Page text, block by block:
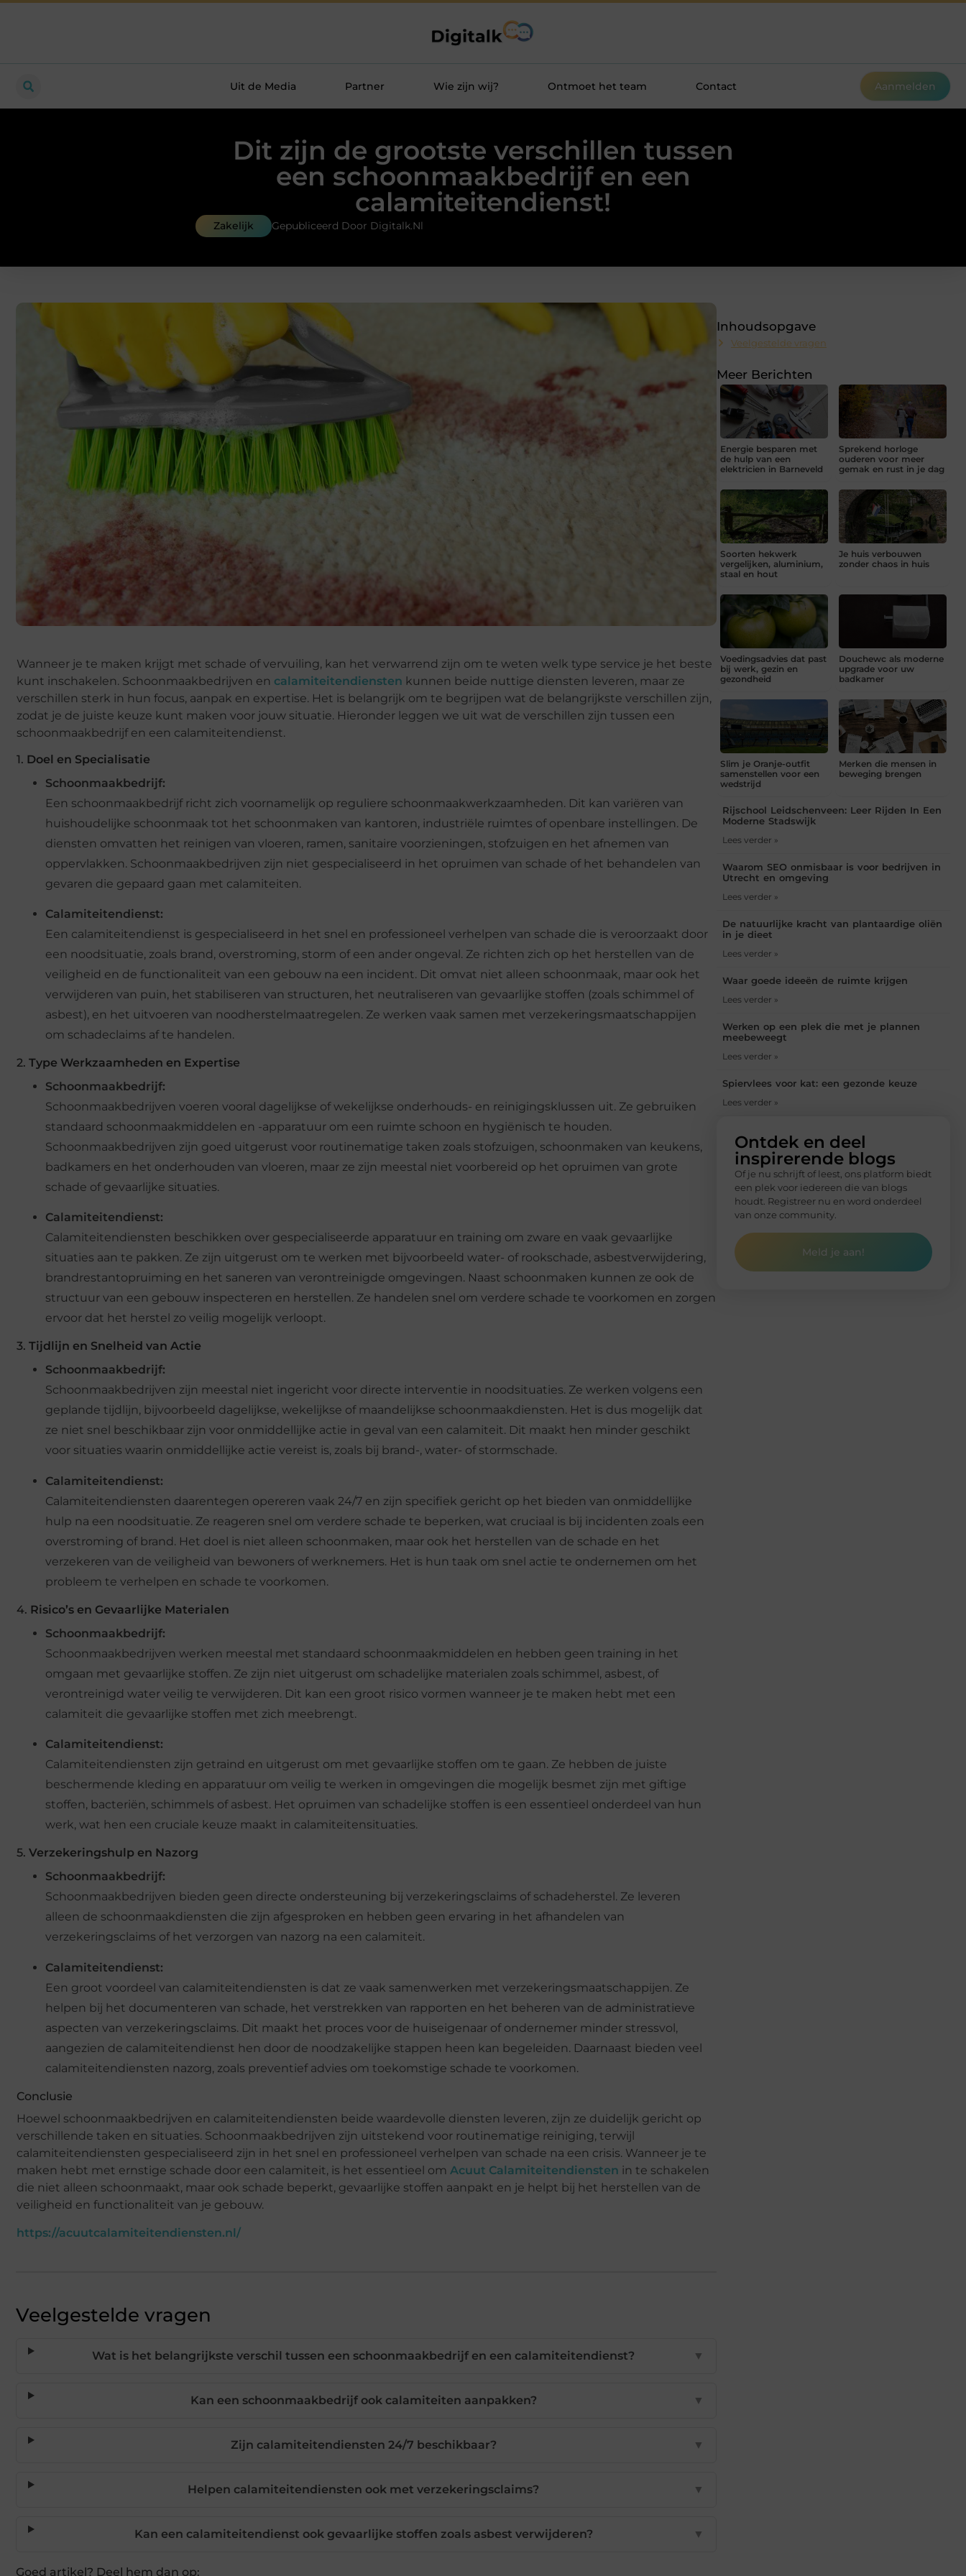
Uit de Media Partner Wie zijn wij? Ontmoet het team Contact Aanmelden
Dit zijn de grootste verschillen tussen
een schoonmaakbedrijf en een
calamiteitendienst!
Zakelijk Gepubliceerd Door Digitalk.nl
Wanneer je te maken krijgt met schade of vervuiling, kan het verwarrend zijn om te weten welk type service je het beste
kunt inschakelen. Schoonmaakbedrijven en calamiteitendiensten kunnen beide nuttige diensten leveren, maar ze
verschillen sterk in hun focus, aanpak en expertise. Het is belangrijk om te begrijpen wat de belangrijkste verschillen zijn,
zodat je de juiste keuze kunt maken voor jouw situatie. Hieronder leggen we uit wat de verschillen zijn tussen een
schoonmaakbedrijf en een calamiteitendienst.
1. Doel en Specialisatie
Schoonmaakbedrijf:
Een schoonmaakbedrijf richt zich voornamelijk op reguliere schoonmaakwerkzaamheden. Dit kan variëren van
huishoudelijke schoonmaak tot het schoonmaken van kantoren, industriële ruimtes of openbare instellingen. De
diensten omvatten het reinigen van vloeren, ramen, sanitaire voorzieningen, stofzuigen en het afnemen van
oppervlakken. Schoonmaakbedrijven zijn niet gespecialiseerd in het opruimen van schade of het behandelen van
gevaren die gepaard gaan met calamiteiten.
Calamiteitendienst:
Een calamiteitendienst is gespecialiseerd in het snel en professioneel verhelpen van schade die is veroorzaakt door
een noodsituatie, zoals brand, overstroming, storm of een ander ongeval. Ze richten zich op het herstellen van de
veiligheid en de functionaliteit van een gebouw na een incident. Dit omvat niet alleen schoonmaak, maar ook het
verwijderen van puin, het stabiliseren van structuren, het neutraliseren van gevaarlijke stoffen (zoals schimmel of
asbest), en het uitvoeren van noodherstelmaatregelen. Ze werken vaak samen met verzekeringsmaatschappijen
om schadeclaims af te handelen.
2. Type Werkzaamheden en Expertise
Schoonmaakbedrijf:
Schoonmaakbedrijven voeren vooral dagelijkse of wekelijkse onderhouds- en reinigingsklussen uit. Ze gebruiken
standaard schoonmaakmiddelen en -apparatuur om een ruimte schoon en hygiënisch te houden.
Schoonmaakbedrijven zijn goed uitgerust voor routinematige taken zoals stofzuigen, schoonmaken van keukens,
badkamers en het onderhouden van vloeren, maar ze zijn meestal niet voorbereid op het opruimen van grote
schade of gevaarlijke situaties.
Calamiteitendienst:
Calamiteitendiensten beschikken over gespecialiseerde apparatuur en training om zware en vaak gevaarlijke
situaties aan te pakken. Ze zijn uitgerust om te werken met bijvoorbeeld water- of rookschade, asbestverwijdering,
brandrestantopruiming en het saneren van verontreinigde omgevingen. Naast schoonmaken kunnen ze ook de
structuur van een gebouw inspecteren en herstellen. Ze handelen snel om verdere schade te voorkomen en zorgen
ervoor dat het herstel zo veilig mogelijk verloopt.
3. Tijdlijn en Snelheid van Actie
Schoonmaakbedrijf:
Schoonmaakbedrijven zijn meestal niet ingericht voor directe interventie in noodsituaties. Ze werken volgens een
geplande tijdlijn, bijvoorbeeld dagelijkse, wekelijkse of maandelijkse schoonmaakdiensten. Het is dus mogelijk dat
ze niet snel beschikbaar zijn voor onmiddellijke actie in geval van een calamiteit. Dit maakt hen minder geschikt
voor situaties waarin onmiddellijke actie vereist is, zoals bij brand-, water- of stormschade.
Calamiteitendienst:
Calamiteitendiensten daarentegen opereren vaak 24/7 en zijn specifiek gericht op het bieden van onmiddellijke
hulp na een noodsituatie. Ze reageren snel om verdere schade te beperken, wat cruciaal is bij incidenten zoals een
overstroming of brand. Het doel is niet alleen schoonmaken, maar ook het herstellen van de schade en het
verzekeren van de veiligheid van bewoners of werknemers. Het is hun taak om snel actie te ondernemen om het
probleem te verhelpen en schade te voorkomen.
4. Risico’s en Gevaarlijke Materialen
Schoonmaakbedrijf:
Schoonmaakbedrijven werken meestal met standaard schoonmaakmiddelen en hebben geen training in het
omgaan met gevaarlijke stoffen. Ze zijn niet uitgerust om schadelijke materialen zoals schimmel, asbest, of
verontreinigd water veilig te verwijderen. Dit kan een groot risico vormen wanneer je te maken hebt met een
calamiteit die gevaarlijke stoffen met zich meebrengt.
Calamiteitendienst:
Calamiteitendiensten zijn getraind en uitgerust om met gevaarlijke stoffen om te gaan. Ze hebben de juiste
beschermende kleding en apparatuur om veilig te werken in omgevingen die mogelijk besmet zijn met giftige
stoffen, bacteriën, schimmels of asbest. Het opruimen van schadelijke stoffen is een essentieel onderdeel van hun
werk, wat hen een cruciale keuze maakt in calamiteitensituaties.
5. Verzekeringshulp en Nazorg
Schoonmaakbedrijf:
Schoonmaakbedrijven bieden geen directe ondersteuning bij verzekeringsclaims of schadeherstel. Ze leveren
alleen de schoonmaakdiensten die zijn afgesproken en hebben geen ervaring in het afhandelen van
verzekeringsclaims of het verzorgen van nazorg na een calamiteit.
Calamiteitendienst:
Een groot voordeel van calamiteitendiensten is dat ze vaak samenwerken met verzekeringsmaatschappijen. Ze
helpen bij het documenteren van schade, het verstrekken van rapporten en het beheren van de administratieve
aspecten van verzekeringsclaims. Dit maakt het proces voor de huiseigenaar of ondernemer minder stressvol,
aangezien de calamiteitendienst hen door de noodzakelijke stappen heen kan begeleiden. Daarnaast bieden veel
calamiteitendiensten nazorg, zoals preventief advies om toekomstige schade te voorkomen.
Conclusie
Hoewel schoonmaakbedrijven en calamiteitendiensten beide waardevolle diensten leveren, zijn ze duidelijk gericht op
verschillende taken en situaties. Schoonmaakbedrijven zijn uitstekend voor routinematige reiniging, terwijl
calamiteitendiensten gespecialiseerd zijn in het snel en professioneel verhelpen van schade na een crisis. Wanneer je te
maken hebt met ernstige schade door een calamiteit, is het essentieel om Acuut Calamiteitendiensten in te schakelen
die niet alleen schoonmaakt, maar ook schade beperkt, gevaarlijke stoffen aanpakt en je helpt bij het herstellen van de
veiligheid en functionaliteit van je gebouw.
https://acuutcalamiteitendiensten.nl/
Veelgestelde vragen
Wat is het belangrijkste verschil tussen een schoonmaakbedrijf en een calamiteitendienst? ▼
Kan een schoonmaakbedrijf ook calamiteiten aanpakken? ▼
Zijn calamiteitendiensten 24/7 beschikbaar? ▼
Helpen calamiteitendiensten ook met verzekeringsclaims? ▼
Kan een calamiteitendienst ook gevaarlijke stoffen zoals asbest verwijderen? ▼
Goed artikel? Deel hem dan op:
Inhoudsopgave
Veelgestelde vragen
Meer Berichten
Energie besparen met
de hulp van een
elektricien in Barneveld
Sprekend horloge
ouderen voor meer
gemak en rust in je dag
Soorten hekwerk
vergelijken, aluminium,
staal en hout
Je huis verbouwen
zonder chaos in huis
Voedingsadvies dat past
bij werk, gezin en
gezondheid
Douchewc als moderne
upgrade voor uw
badkamer
Slim je Oranje-outfit
samenstellen voor een
wedstrijd
Merken die mensen in
beweging brengen
Rijschool Leidschenveen: Leer Rijden In Een
Moderne Stadswijk
Lees verder »
Waarom SEO onmisbaar is voor bedrijven in
Utrecht en omgeving
Lees verder »
De natuurlijke kracht van plantaardige oliën
in je dieet
Lees verder »
Waar goede ideeën de ruimte krijgen
Lees verder »
Werken op een plek die met je plannen
meebeweegt
Lees verder »
Spiervlees voor kat: een gezonde keuze
Lees verder »
Ontdek en deel
inspirerende blogs
Of je nu schrijft of leest, ons platform biedt
een plek voor iedereen die van blogs
houdt. Registreer nu en word onderdeel
van onze community.
Meld je aan!